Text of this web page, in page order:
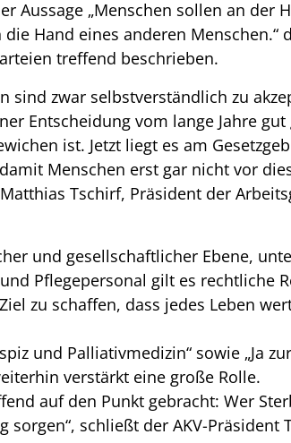
Aussage „Menschen sollen an der
Hand eines anderen Menschen.“
treffend beschrieben.
sind zwar selbstverständlich zu
Entscheidung vom lange Jahre
ist. Jetzt liegt es am
Menschen erst gar nicht vor
Tschirf, Präsident der
und gesellschaftlicher Ebene,
Pflegepersonal gilt es rechtliche
zu schaffen, dass jedes Leben
und Palliativmedizin“ sowie „Ja zur
verstärkt eine große Rolle.
auf den Punkt gebracht: Wer
schließt der AKV-Präsident